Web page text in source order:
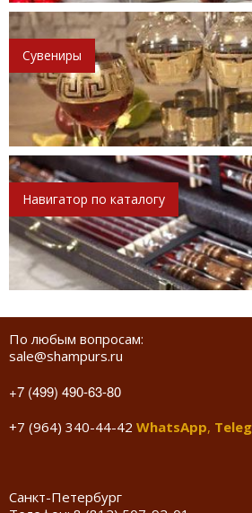
Сувениры
Навигатор по каталогу
По любым вопросам:
sale@shampurs.ru
+7 (499) 490-63-80
+7 (964) 340-44-42 WhatsApp,
Санкт-Петербург